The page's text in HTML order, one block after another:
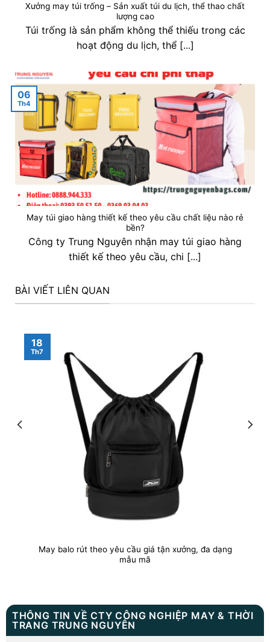
THÔNG TIN VỀ CTY CÔNG NGHIỆP MAY & THỜI
TRANG TRUNG NGUYÊN
Xưởng may túi trống – Sản xuất túi du lịch, thể thao chất
lượng cao
Túi trống là sản phẩm không thể thiếu trong các
hoạt động du lịch, thể [...]
May túi giao hàng thiết kế theo yêu cầu chất liệu nào rẻ
bền?
Công ty Trung Nguyên nhận may túi giao hàng
thiết kế theo yêu cầu, chi [...]
06
Th4
BÀI VIẾT LIÊN QUAN
May balo rút theo yêu cầu giá tận xưởng, đa dạng
mẫu mã
18
Th7